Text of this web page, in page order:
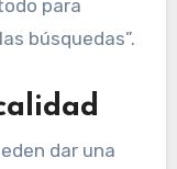
para
búsquedas”.
dar una